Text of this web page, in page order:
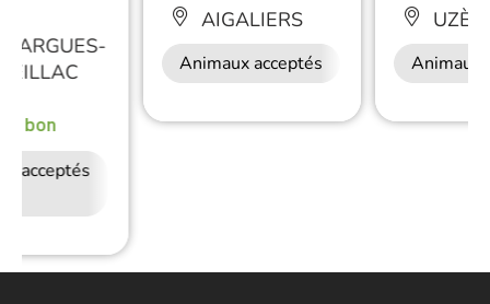
bon
acceptés
AIGALIERS
Animaux acceptés Restauration
UZÈS
Animaux